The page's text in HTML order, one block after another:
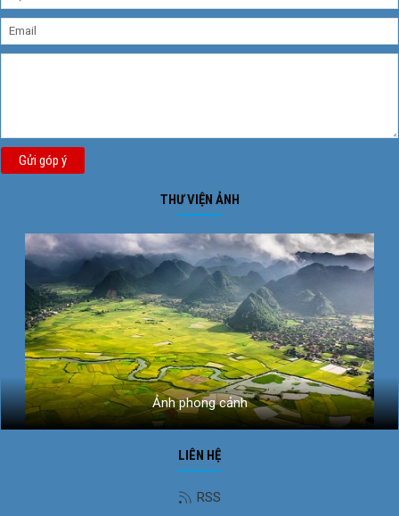
Gửi góp ý
THƯ VIỆN ẢNH
Ảnh phong cảnh
LIÊN HỆ
RSS